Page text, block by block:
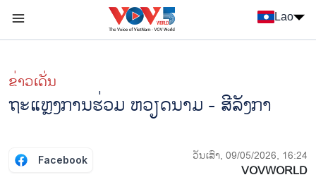
Lao
ຂ່າວເດັ່ນ
ຖະ​ແຫຼງ​ກາ​ນ​ຮ່ວມ ຫວຽດ​ນາມ - ສີ​ລັງ​ກາ
Facebook ວັນເສົາ, 09/05/2026, 16:24
VOVWORLD